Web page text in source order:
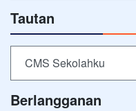
Tautan
CMS Sekolahku
Berlangganan